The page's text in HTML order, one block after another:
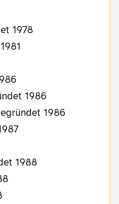
1978
1986
1986
1988